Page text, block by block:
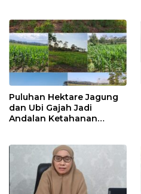
Puluhan Hektare Jagung
dan Ubi Gajah Jadi
Andalan Ketahanan